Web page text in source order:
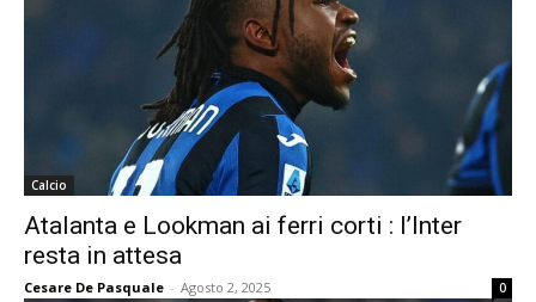
Calcio
Atalanta e Lookman ai ferri corti : l’Inter
resta in attesa
Cesare De Pasquale - Agosto 2, 2025 0